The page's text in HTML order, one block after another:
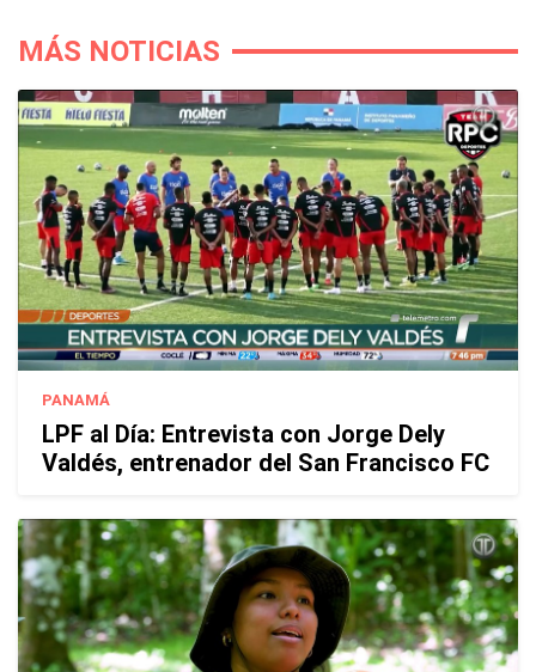
MÁS NOTICIAS
PANAMÁ
LPF al Día: Entrevista con Jorge Dely
Valdés, entrenador del San Francisco FC